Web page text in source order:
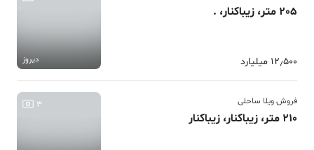
205 متر، زیباکنار، .
12٫500 میلیارد دیروز
فروش ویلا ساحلی
210 متر، زیباکنار، زیباکنار
3